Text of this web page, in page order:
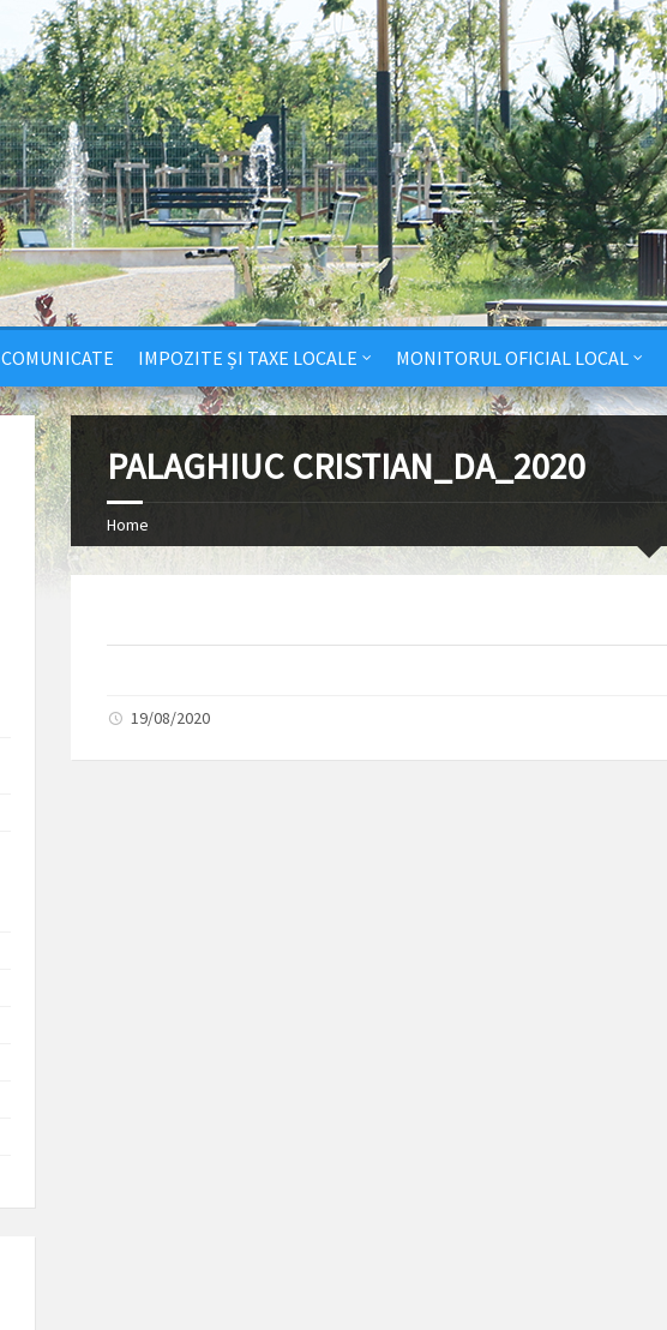
COMUNICATE IMPOZITE ȘI TAXE LOCALE MONITORUL OFICIAL LOCAL
PALAGHIUC CRISTIAN_DA_2020
Home
19/08/2020